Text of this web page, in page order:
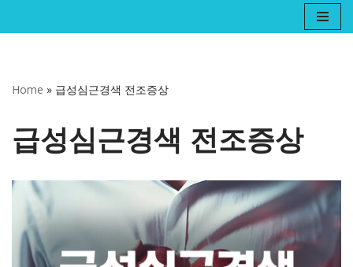
너
뛰
Home » 급성심근경색 전조증상
급성심근경색 전조증상